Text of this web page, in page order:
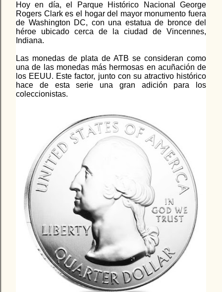
Hoy en día, el Parque Histórico Nacional George
Rogers Clark es el hogar del mayor monumento fuera
de Washington DC, con una estatua de bronce del
héroe ubicado cerca de la ciudad de Vincennes,
Indiana.
Las monedas de plata de ATB se consideran como
una de las monedas más hermosas en acuñación de
los EEUU. Este factor, junto con su atractivo histórico
hace de esta serie una gran adición para los
coleccionistas.